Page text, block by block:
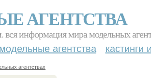
АГЕНТСТВА
вся информация мира модельных
модельные агентства кастинги
агентствах